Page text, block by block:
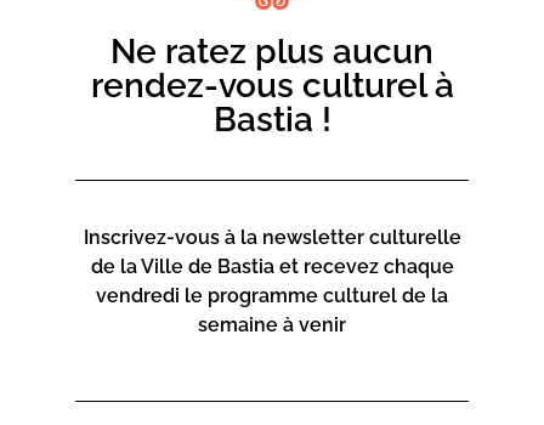
Renseignements et inscriptions au 06 73 68 89 18 ou
Ne ratez plus aucun
rendez-vous culturel à
Bastia !
Inscrivez-vous à la newsletter culturelle
de la Ville de Bastia et recevez chaque
vendredi le programme culturel de la
semaine à venir